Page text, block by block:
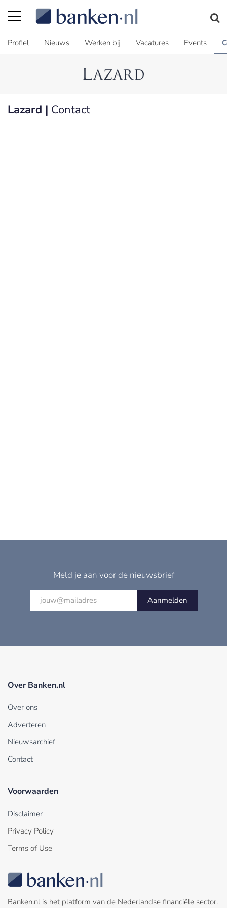
Profiel Nieuws Werken bij Vacatures Events
Lazard | Contact
Meld je aan voor de nieuwsbrief
Aanmelden
Over Banken.nl
Over ons
Adverteren
Nieuwsarchief
Contact
Voorwaarden
Disclaimer
Privacy Policy
Terms of Use
Banken.nl is het platform van de Nederlandse financiële sector.